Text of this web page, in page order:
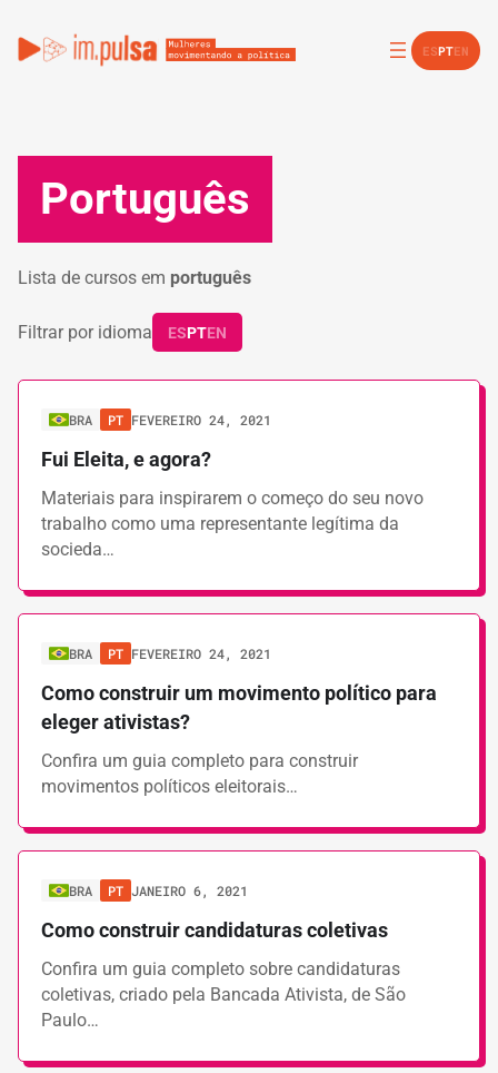
ESPTEN
Português
Lista de cursos em português
Filtrar por idioma ESPTEN
BRA PT FEVEREIRO 24, 2021
Fui Eleita, e agora?
Materiais para inspirarem o começo do seu novo
trabalho como uma representante legítima da
socieda…
BRA PT FEVEREIRO 24, 2021
Como construir um movimento político para
eleger ativistas?
Confira um guia completo para construir
movimentos políticos eleitorais…
BRA PT JANEIRO 6, 2021
Como construir candidaturas coletivas
Confira um guia completo sobre candidaturas
coletivas, criado pela Bancada Ativista, de São
Paulo…